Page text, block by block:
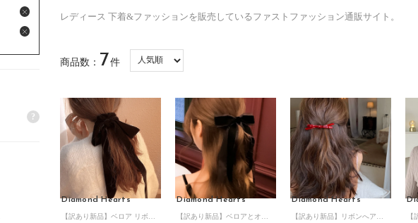
?
レディース 下着&ファッションを販売しているファストファッション通販サイト。
商品数： 7件
Diamond Hearts Diamond Hearts Diamond Hearts